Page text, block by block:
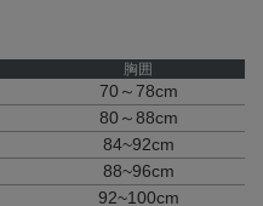
胸囲
70～78cm
80～88cm
84~92cm
88~96cm
92~100cm